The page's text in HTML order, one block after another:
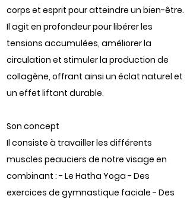
corps et esprit pour atteindre un bien-être.
Il agit en profondeur pour libérer les
tensions accumulées, améliorer la
circulation et stimuler la production de
collagène, offrant ainsi un éclat naturel et
un effet liftant durable.
Son concept
Il consiste à travailler les différents
muscles peauciers de notre visage en
combinant : - Le Hatha Yoga - Des
exercices de gymnastique faciale - Des